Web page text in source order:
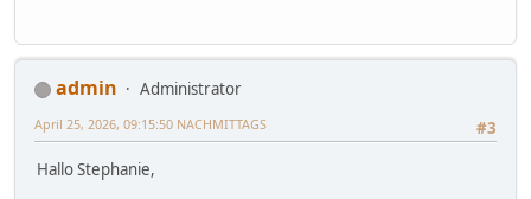
admin
Administrator
#3
April 25, 2026, 09:15:50 NACHMITTAGS
Hallo Stephanie,